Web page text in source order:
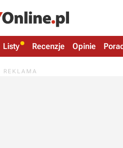
Listy Recenzje Opinie